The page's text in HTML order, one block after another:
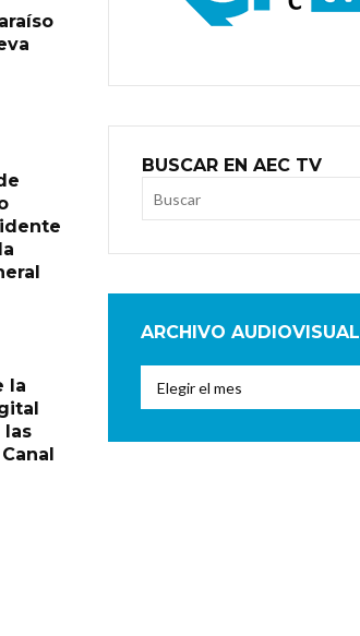
la
las
BUSCAR EN AEC TV
ARCHIVO AUDIOVISUAL
Audiovisual